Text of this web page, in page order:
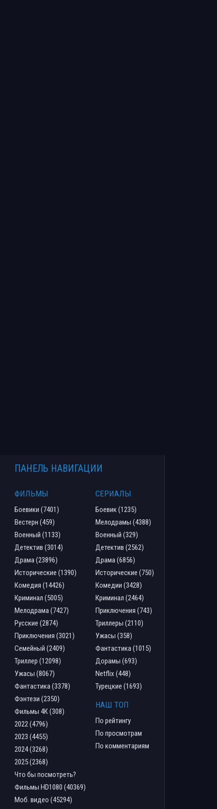
ПАНЕЛЬ НАВИГАЦИИ
ФИЛЬМЫ
Боевики (7401)
Вестерн (459)
Военный (1133)
Детектив (3014)
Драма (23896)
Исторические (1390)
Комедия (14426)
Криминал (5005)
Мелодрама (7427)
Русские (2874)
Приключения (3021)
Семейный (2409)
Триллер (12098)
Ужасы (8067)
Фантастика (3378)
Фэнтези (2350)
Фильмы 4К (308)
2022 (4796)
2023 (4455)
2024 (3268)
2025 (2368)
Что бы посмотреть?
Фильмы HD1080 (40369)
Моб. видео (45294)
СЕРИАЛЫ
Боевик (1235)
Мелодрамы (4388)
Военный (329)
Детектив (2562)
Драма (6856)
Исторические (750)
Комедии (3428)
Криминал (2464)
Приключения (743)
Триллеры (2110)
Ужасы (358)
Фантастика (1015)
Дорамы (693)
Netflix (448)
Турецкие (1693)
НАШ ТОП
По рейтингу
По просмотрам
По комментариям